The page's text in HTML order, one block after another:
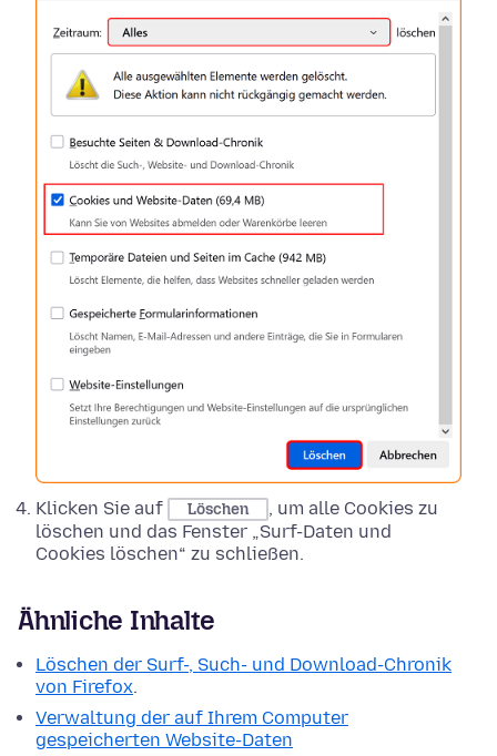
Klicken Sie auf Löschen
, um alle Cookies zu
löschen und das Fenster „Surf-Daten und
Cookies löschen“ zu schließen.
Ähnliche Inhalte
Löschen der Surf-, Such- und Download-Chronik
von Firefox.
Verwaltung der auf Ihrem Computer
gespeicherten Website-Daten